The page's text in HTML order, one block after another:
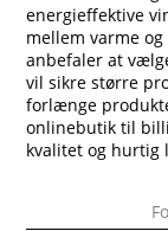
energieffektive
mellem varme
anbefaler at
vil sikre større
forlænge
onlinebutik til
kvalitet og hurtig